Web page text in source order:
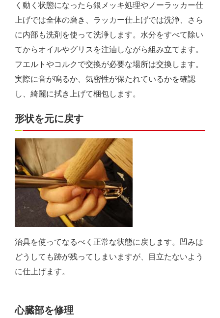
く動く状態になったら銀メッキ処理やノーラッカー仕
上げでは全体の磨き、ラッカー仕上げでは洗浄、さら
に内部も洗剤を使って洗浄します。水分をすべて除い
てからオイルやグリスを注油しながら組み立てます。
フエルトやコルクで交換が必要な場所は交換します。
実際に音が鳴るか、気密性が保たれているかを確認
し、綺麗に拭き上げて梱包します。
形状を元に戻す
治具を使ってなるべく正常な状態に戻します。凹みは
どうしても跡が残ってしまいますが、目立たないよう
に仕上げます。
心臓部を修理